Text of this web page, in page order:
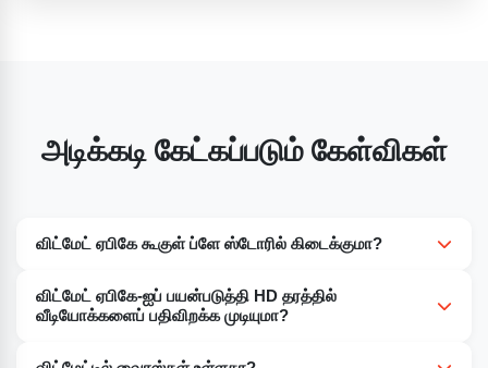
அடிக்கடி கேட்கப்படும் கேள்விகள்
விட்மேட் ஏபிகே கூகுள் ப்ளே ஸ்டோரில் கிடைக்குமா?
இல்லை, யூடியூபிலிருந்து வீடியோக்களைப் பதிவிறக்க உதவும்
ஒவ்வொரு செயலிக்கும் எதிரான கூகுளின் கொள்கைகள்
விட்மேட் ஏபிகே-ஐப் பயன்படுத்தி HD தரத்தில்
வீடியோக்களைப் பதிவிறக்க முடியுமா?
ஆம், நீங்கள் விட்மேட் ஏபிகே-ஐப் பயன்படுத்தி HD தரத்தில்